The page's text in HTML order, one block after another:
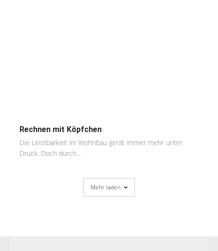
Rechnen mit Köpfchen
Die Leistbarkeit im Wohnbau gerät immer mehr unter
Druck. Doch durch...
Mehr laden